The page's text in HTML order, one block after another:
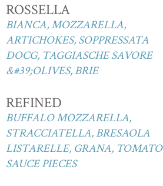
ROSSELLA
BIANCA, MOZZARELLA,
ARTICHOKES, SOPPRESSATA
DOCG, TAGGIASCHE SAVORE
&#39;OLIVES, BRIE
REFINED
BUFFALO MOZZARELLA,
STRACCIATELLA, BRESAOLA
LISTARELLE, GRANA, TOMATO
SAUCE PIECES